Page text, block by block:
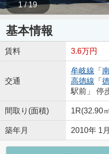
1 / 19
基本情報
賃料 3.6万円
交通
牟岐線 「
高徳線 「
駅前」 停
間取り(面積) 1R(32.90
築年月 2010年 1